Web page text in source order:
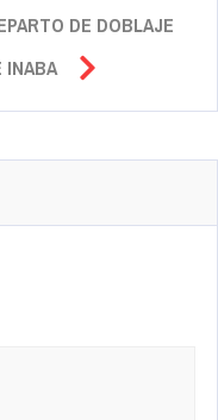
DE DOBLAJE
INABA